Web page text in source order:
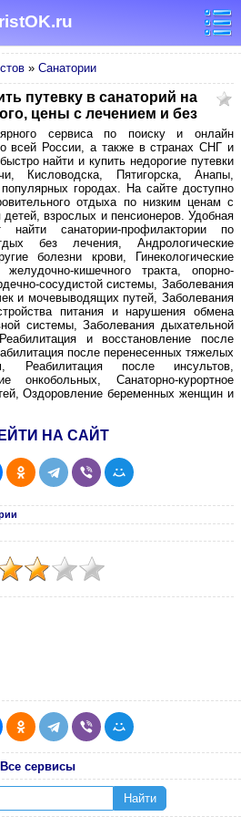
» Санатории
путевку в санаторий на
цены c лечением и без
сервиса по поиску и онлайн
всей России, а также в странах СНГ и
найти и купить недорогие путевки
Кисловодска, Пятигорска, Анапы,
городах. На сайте доступно
отдыха по низким ценам с
взрослых и пенсионеров. Удобная
санатории-профилактории по
без лечения, Андрологические
болезни крови, Гинекологические
кишечного тракта, опорно-
сосудистой системы, Заболевания
и мочевыводящих путей, Заболевания
питания и нарушения обмена
системы, Заболевания дыхательной
и восстановление после
после перенесенных тяжелых
Реабилитация после инсультов,
онкобольных, Санаторно-курортное
Оздоровление беременных женщин и
НА САЙТ
Все сервисы
Найти